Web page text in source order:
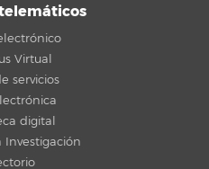
Virtual
servicios
digital
Investigación